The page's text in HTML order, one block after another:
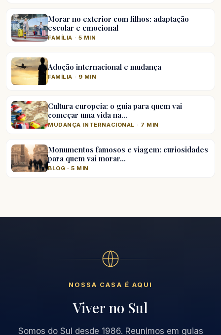
Morar no exterior com filhos: adaptação
escolar e emocional
FAMÍLIA · 5 MIN
Adoção internacional e mudança
FAMÍLIA · 9 MIN
Cultura europeia: o guia para quem vai
começar uma vida na…
MUDANÇA INTERNACIONAL · 7 MIN
Monumentos famosos e viagem: curiosidades
para quem vai morar…
BLOG · 5 MIN
NOSSA CASA É AQUI
Viver no Sul
Somos do Sul desde 1986. Reunimos em guias